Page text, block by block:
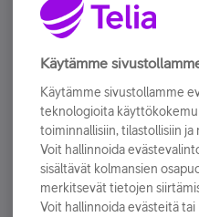
Älä jää paitsi –
Tilaa Telian uutiskirje ja
sähköpostiisi.
Tilaa nyt
Käytämme
Käytämme sivustollamme
teknologioita
toiminnallisiin, tilastollisiin
Voit hallinnoida
sisältävät kolmansien
merkitsevät tietojen
Voit hallinnoida evästeitä